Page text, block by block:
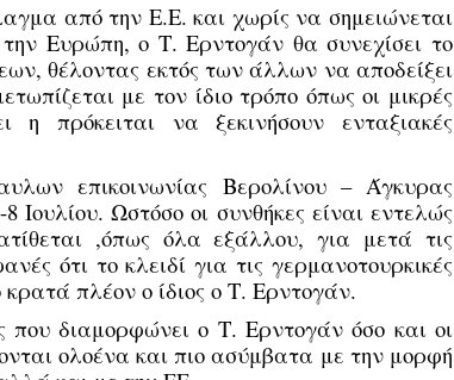
από την Ε.Ε. και χωρίς να σημειώνεται
Ευρώπη, ο Τ. Ερντογάν θα συνεχίσει το
θέλοντας εκτός των άλλων να αποδείξει
με τον ίδιο τρόπο όπως οι μικρές
πρόκειται να ξεκινήσουν ενταξιακές
επικοινωνίας Βερολίνου – Άγκυρας
Ωστόσο οι συνθήκες είναι εντελώς
,όπως όλα εξάλλου, για μετά τις
ότι το κλειδί για τις γερμανοτουρκικές
κρατά πλέον ο ίδιος ο Τ. Ερντογάν.
που διαμορφώνει ο Τ. Ερντογάν όσο και οι
ολοένα και πιο ασύμβατα με την μορφή